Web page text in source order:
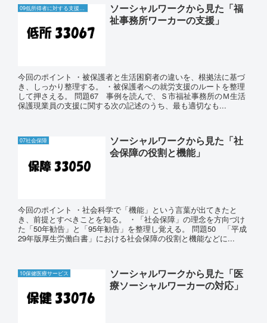
09低所得者に対する支援と生活保護制度
ソーシャルワークから見た「福
祉事務所ワーカーの支援」
今回のポイント ・被保護者と生活困窮者の違いを、根拠法に基づ
き、しっかり整理する。 ・被保護者への就労支援のルートを整理
して押さえる。 問題67 事例を読んで、Ｓ市福祉事務所のＭ生活
保護現業員の支援に関する次の記述のうち、最も適切なも...
07社会保障
ソーシャルワークから見た「社
会保障の役割と機能」
今回のポイント ・社会科学で「機能」という言葉が出てきたと
き、前提とすべきことを知る。 ・「社会保障」の理念を方向づけ
た「50年勧告」と「95年勧告」を整理し覚える。 問題50 「平成
29年版厚生労働白書」における社会保障の役割と機能などに...
10保健医療サービス
ソーシャルワークから見た「医
療ソーシャルワーカーの対応」